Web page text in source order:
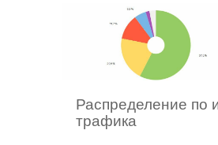
Распределение по
трафика